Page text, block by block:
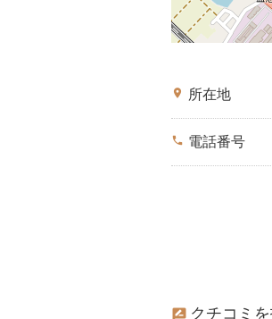
place 所在地
phone 電話番号
クチコミ